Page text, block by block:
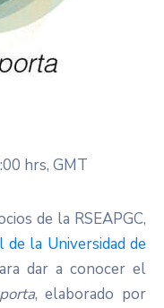
hrs, GMT
de la RSEAPGC,
de la Universidad de
dar a conocer el
, elaborado por